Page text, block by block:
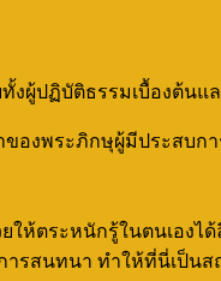
ผู้ปฏิบัติธรรมเบื้องต้น
ของพระภิกษุผู้มีประสบก
ให้ตระหนักรู้ในตนเองไ
รสนทนา ทำให้ที่นี่เป็